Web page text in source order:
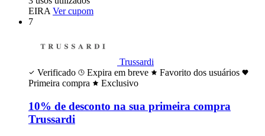
EIRA Ver cupom
7
Trussardi
Verificado
Expira em breve
Favorito dos usuários
Primeira compra
Exclusivo
10% de desconto na sua primeira compra
Trussardi